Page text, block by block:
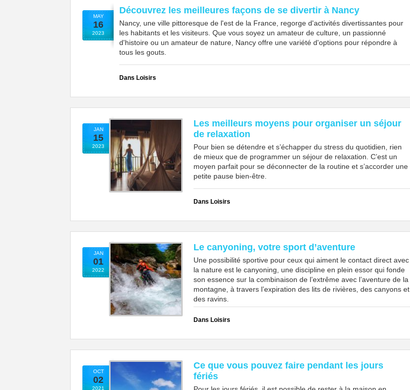
MAY
16
2023
Découvrez les meilleures façons de se divertir à Nancy
Nancy, une ville pittoresque de l'est de la France, regorge d'activités divertissantes pour
les habitants et les visiteurs. Que vous soyez un amateur de culture, un passionné
d'histoire ou un amateur de nature, Nancy offre une variété d'options pour répondre à
tous les gouts.
Dans Loisirs
JAN
15
2023
Les meilleurs moyens pour organiser un séjour
de relaxation
Pour bien se détendre et s’échapper du stress du quotidien, rien
de mieux que de programmer un séjour de relaxation. C’est un
moyen parfait pour se déconnecter de la routine et s’accorder une
petite pause bien-être.
Dans Loisirs
JAN
01
2022
Le canyoning, votre sport d’aventure
Une possibilité sportive pour ceux qui aiment le contact direct avec
la nature est le canyoning, une discipline en plein essor qui fonde
son essence sur la combinaison de l’extrême avec l’aventure de la
montagne, à travers l’expiration des lits de rivières, des canyons et
des ravins.
Dans Loisirs
OCT
02
2021
Ce que vous pouvez faire pendant les jours
fériés